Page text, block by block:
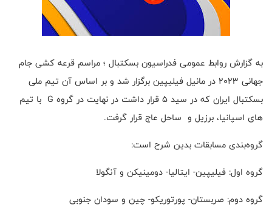
به گزارش روابط عمومی فدراسیون بسکتبال ؛ مراسم قرعه کشی جام
جهانی ۲۰۲۳ در مانیل فیلیپین برگزار شد و بر اساس آن تیم ملی
بسکتبال ایران که در سید ۵ قرار داشت در نهایت در گروه G با تیم
های اسپانیا، برزیل و ساحل عاج قرار گرفت.
گروه‌بندی مسابقات بدین شرح است:
گروه اول: فیلیپین- ایتالیا- دومینیکن و آنگولا
گروه دوم: صربستان- پورتوریکو- چین و سودان جنوبی